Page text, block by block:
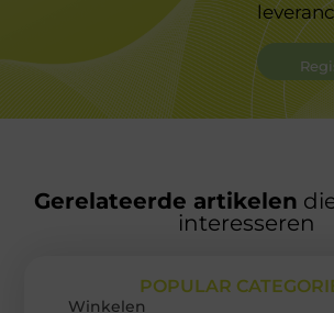
Gerelateerde artikelen
interesseren
POPULAR
Winkelen